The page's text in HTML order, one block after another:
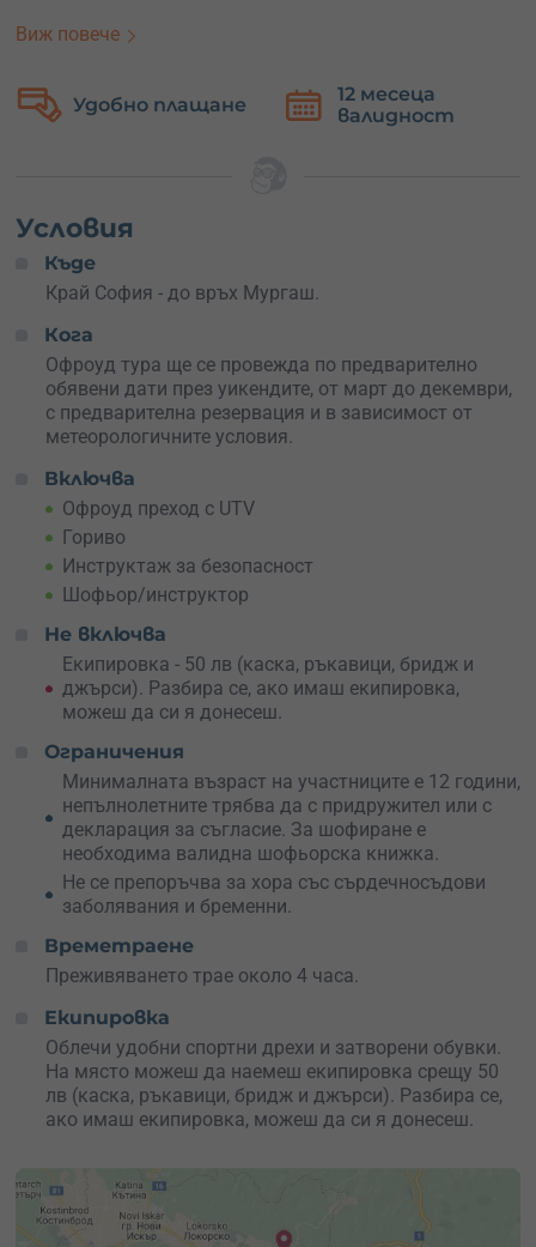
Какво те очаква?
Turbo R Max– машина, създадена за екстремни терени
и високи скорости. Ако искаш, можеш да седнеш зад
Ако мечтаеш за алпийско предизвикателство, ще
изкачиш върха по пресечени пътища, ще усетиш
свежия планински въздух и ще видиш панорамни
Не изпускай шанса да изпиташ тръпкатаот
високопроходимото UTV! Резервирай преживяването
за себе си илиподари незабравим моментна някого,
който обича приключенията!
Виж повече
12 месеца
валидност
Безплатна
замяна
Условия
Къде
Край София - до връх Мургаш.
Кога
Офроуд турa ще се провежда по предварително
обявени дати през уикендите, от март до декември,
с предварителна резервация и в зависимост от
метеорологичните условия.
Включва
Офроуд преход с UTV
Гориво
Инструктаж за безопасност
Шофьор/инструктор
Не включва
Екипировка - 50 лв (каска, ръкавици, бридж и
джърси). Разбира се, ако имаш екипировка,
можеш да си я донесеш.
Ограничения
Минималната възраст на участниците е 12 години,
непълнолетните трябва да с придружител или с
декларация за съгласие. За шофиране е
необходима валидна шофьорска книжка.
Не се препоръчва за хора със сърдечносъдови
заболявания и бременни.
Времетраене
Преживяването трае около 4 часа.
Екипировка
Облечи удобни спортни дрехи и затворени обувки.
На място можеш да наемеш екипировка срещу 50
лв (каска, ръкавици, бридж и джърси). Разбира се,
ако имаш екипировка, можеш да си я донесеш.